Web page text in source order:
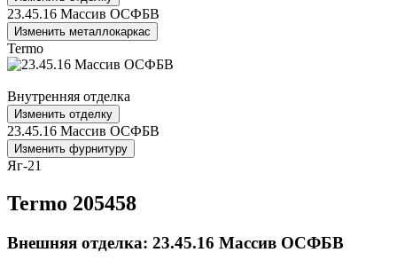
23.45.16 Массив ОСФБВ
Изменить металлокаркас
Termo
Внутренняя отделка
Изменить отделку
23.45.16 Массив ОСФБВ
Изменить фурнитуру
Яг-21
Termo 205458
Внешняя отделка: 23.45.16 Массив ОСФБВ